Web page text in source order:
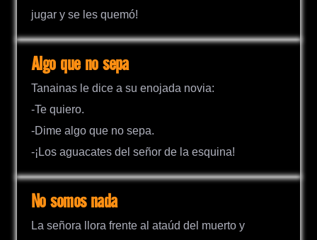
jugar y se les quemó!
Algo que no sepa
Tanainas le dice a su enojada novia:
-Te quiero.
-Dime algo que no sepa.
-¡Los aguacates del señor de la esquina!
No somos nada
La señora llora frente al ataúd del muerto y